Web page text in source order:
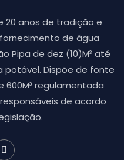
20 anos de tradição e
de água
Pipa de dez (10)M³ até
potável. Dispõe de fonte
600M³ regulamentada
de acordo